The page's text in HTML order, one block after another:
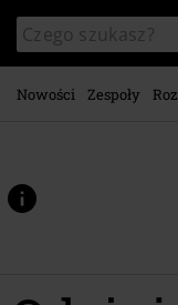
głównej
zawartości
Wyszukaj
katalog
Nowości Zespoły